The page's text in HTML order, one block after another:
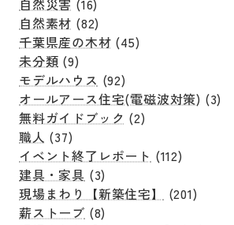
自然素材 (82)
千葉県産の木材 (45)
未分類 (9)
モデルハウス (92)
オールアース住宅(電磁波対策) (3)
無料ガイドブック (2)
職人 (37)
イベント終了レポート (112)
建具・家具 (3)
現場まわり【新築住宅】
(201)
薪ストーブ (8)